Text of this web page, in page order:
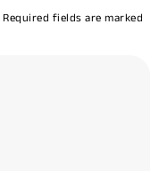
Required fields are marked